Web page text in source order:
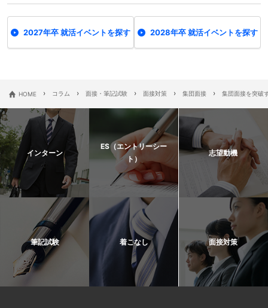
2027年卒 就活イベントを探す 2028年卒 就活イベントを探す
HOME › コラム › 面接・筆記試験 › 面接対策 › 集団面接 › 集団面接を突破
インターン
ES（エントリーシー
ト）
志望動機
筆記試験 着こなし 面接対策